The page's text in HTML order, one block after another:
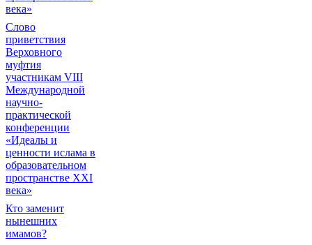
века»
Слово
приветствия
Верховного
муфтия
участникам VIII
Международной
научно-
практической
конференции
«Идеалы и
ценности ислама в
образовательном
пространстве XXI
века»
Кто заменит
нынешних
имамов?